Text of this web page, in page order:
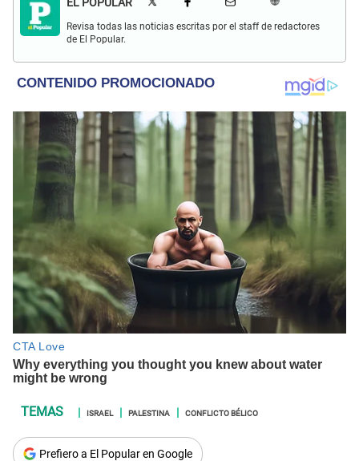
EL POPULAR
Revisa todas las noticias escritas por el staff de redactores
de El Popular.
ISRAEL PALESTINA CONFLICTO BÉLICO
Prefiero a El Popular en Google